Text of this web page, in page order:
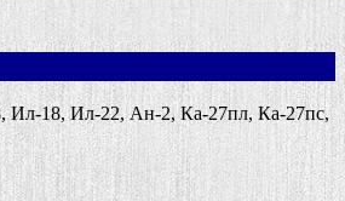
Ил-18, Ил-22, Ан-2, Ка-27пл, Ка-27пс,